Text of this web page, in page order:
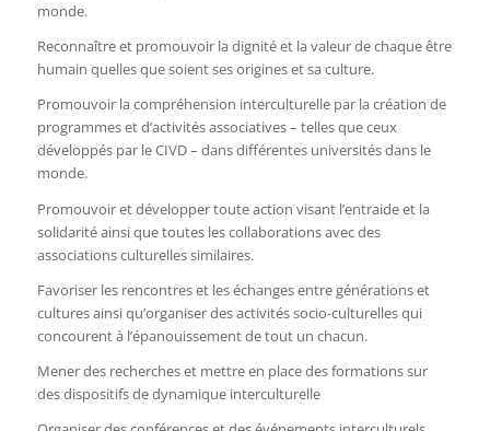
monde.
Reconnaître et promouvoir la dignité et la valeur de chaque être
humain quelles que soient ses origines et sa culture.
Promouvoir la compréhension interculturelle par la création de
programmes et d’activités associatives – telles que ceux
développés par le CIVD – dans différentes universités dans le
monde.
Promouvoir et développer toute action visant l’entraide et la
solidarité ainsi que toutes les collaborations avec des
associations culturelles similaires.
Favoriser les rencontres et les échanges entre générations et
cultures ainsi qu’organiser des activités socio-culturelles qui
concourent à l’épanouissement de tout un chacun.
Mener des recherches et mettre en place des formations sur
des dispositifs de dynamique interculturelle